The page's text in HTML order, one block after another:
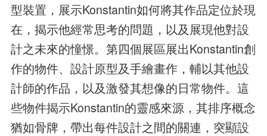
型裝置，展示Konstantin如何將其作品定位於現
在，揭示他經常思考的問題，以及展現他對設
計之未來的憧憬。第四個展區展出Konstantin創
作的物件、設計原型及手繪畫作，輔以其他設
計師的作品，以及激發其想像的日常物件。這
些物件揭示Konstantin的靈感來源，其排序概念
猶如骨牌，帶出每件設計之間的關連，突顯設